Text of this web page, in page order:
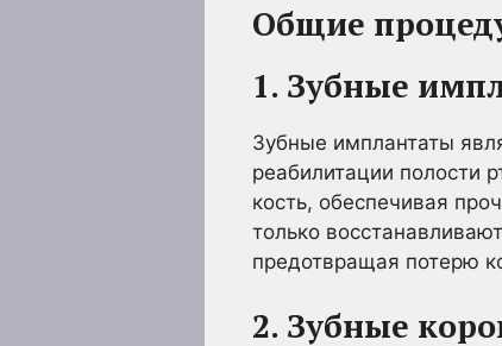
Общие
1. Зубные
Зубные имплантаты
реабилитации полости
кость, обеспечивая
только
предотвращая потерю
2. Зубные